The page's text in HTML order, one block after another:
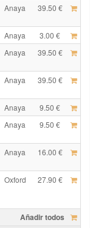
Anaya 39.50 €
Anaya 3.00 €
Anaya 39.50 €
Anaya 39.50 €
Anaya 9.50 €
Anaya 9.50 €
Anaya 16.00 €
Oxford 27.90 €
Añadir todos